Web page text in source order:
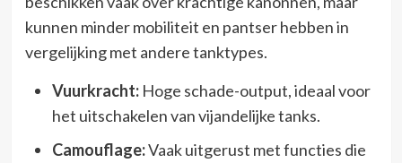
kunnen minder mobiliteit en pantser hebben in
vergelijking met andere tanktypes.
Vuurkracht:Hoge schade-output, ideaal voor
het uitschakelen van vijandelijke tanks.
Camouflage:Vaak uitgerust met functies die